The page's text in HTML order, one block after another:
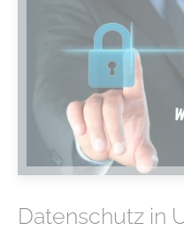
Datenschutz in